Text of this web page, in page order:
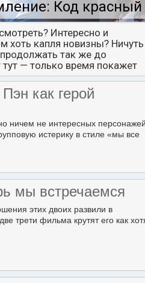
Код красный
Интересно и
хоть капля новизны? Ничуть
так же до
тут — только время покажет
как герой
ничем не интересных
истерику в стиле «мы все
мы встречаемся
этих двоих развили в
трети фильма крутят его как